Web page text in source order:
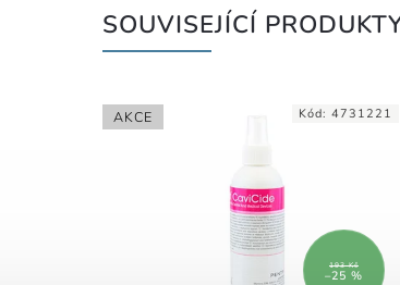
SOUVISEJÍCÍ
AKCE
193 Kč
–25 %
Kód: 4731221